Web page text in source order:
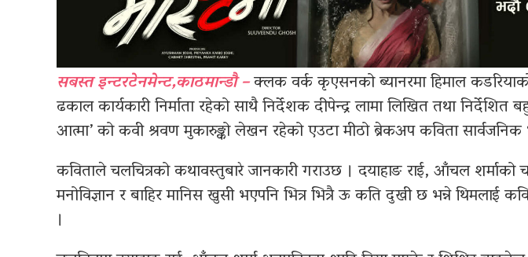
सबस्त इन्टरटेनमेन्ट,काठमान्डौ –क्लक वर्क कृएसनको ब्यानरमा हिमाल
ढकाल कार्यकारी निर्माता रहेको साथै निर्देशक दीपेन्द्र लामा लिखित तथा निर्देशित
आत्मा’ को कवी श्रवण मुकारुङ्को लेखन रहेको एउटा मीठो ब्रेकअप कविता
कविताले चलचित्रको कथावस्तुबारे जानकारी गराउछ । दयाहाङ राई, आँचल शर्माको
मनोविज्ञान र बाहिर मानिस खुसी भएपनि भित्र भित्रै ऊ कति दुखी छ भन्ने थिमलाई
।